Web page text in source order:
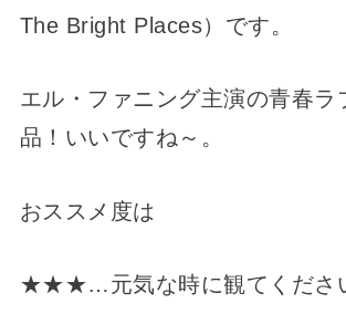
The Bright Places）です。
エル・ファニング主演の青春ラ
品！いいですね～。
おススメ度は
★★★…元気な時に観てくださ